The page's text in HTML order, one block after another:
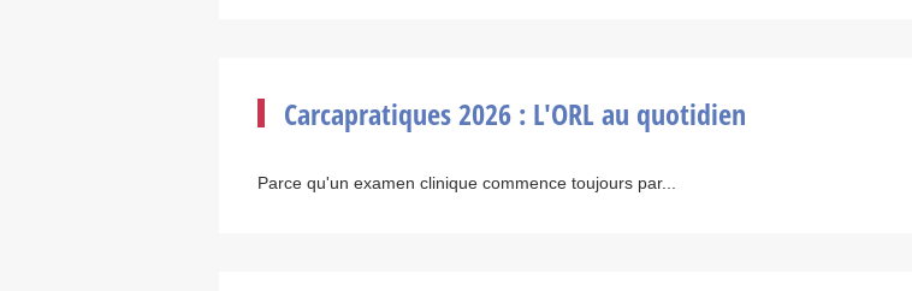
Carcapratiques 2026 : L'ORL au quotidien
Parce qu'un examen clinique commence toujours par...